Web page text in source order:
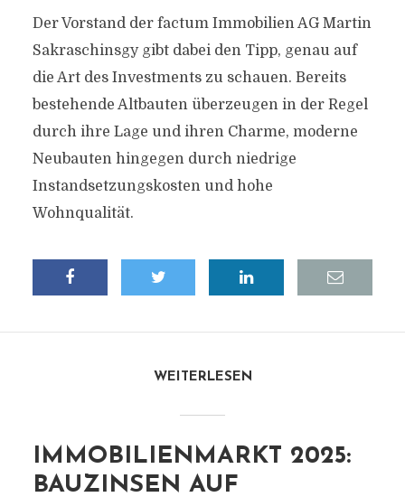
Der Vorstand der factum Immobilien AG Martin
Sakraschinsgy gibt dabei den Tipp, genau auf
die Art des Investments zu schauen. Bereits
bestehende Altbauten überzeugen in der Regel
durch ihre Lage und ihren Charme, moderne
Neubauten hingegen durch niedrige
Instandsetzungskosten und hohe
Wohnqualität.
WEITERLESEN
IMMOBILIENMARKT 2025:
BAUZINSEN AUF